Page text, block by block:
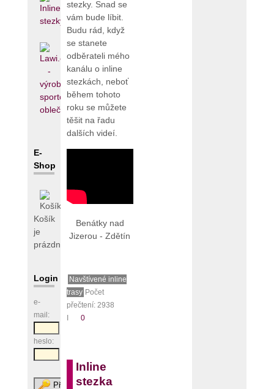
E-
Shop
Košík
je
prázdný
Login
e-
mail:
heslo:
stezky. Snad se
vám bude líbit.
Budu rád, když
se stanete
odběrateli mého
kanálu o inline
stezkách, neboť
během tohoto
roku se můžete
těšit na řadu
dalších videí.
Benátky nad
Jizerou - Zdětín
Navštívené inline
trasy Počet
přečtení: 2938
0
Inline
stezka